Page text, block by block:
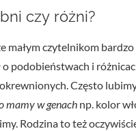
czy różni?
małym czytelnikom
o podobieństwach i
Często
mamy w genachnp. kolor
Rodzina to też